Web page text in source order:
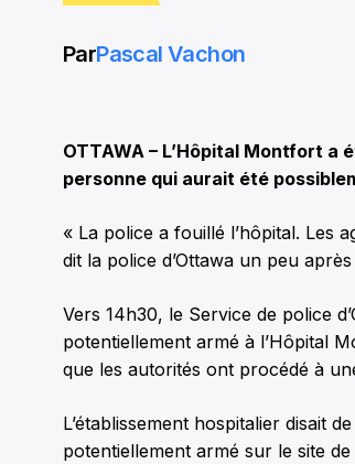
ParPascal Vachon
OTTAWA – L’Hôpital Montfort a
personne qui aurait été
« La police a fouillé l’hôpital. Les
dit la police d’Ottawa un peu
Vers 14h30, le Service de police
potentiellement armé à l’Hôpital
que les autorités ont procédé à
L’établissement hospitalier disait
potentiellement armé sur le site